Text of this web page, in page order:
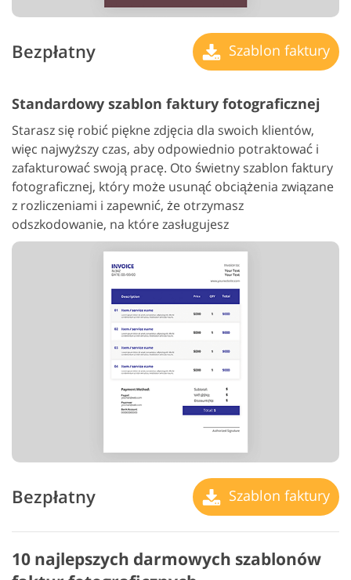
Bezpłatny Szablon faktury
Standardowy szablon faktury fotograficznej
Starasz się robić piękne zdjęcia dla swoich klientów,
więc najwyższy czas, aby odpowiednio potraktować i
zafakturować swoją pracę. Oto świetny szablon faktury
fotograficznej, który może usunąć obciążenia związane
z rozliczeniami i zapewnić, że otrzymasz
odszkodowanie, na które zasługujesz
Bezpłatny Szablon faktury
10 najlepszych darmowych szablonów